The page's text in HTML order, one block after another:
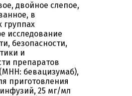
двойное слепое,
в
группах
исследование
безопасности,
и
препаратов
бевацизумаб),
приготовления
25 мг/мл